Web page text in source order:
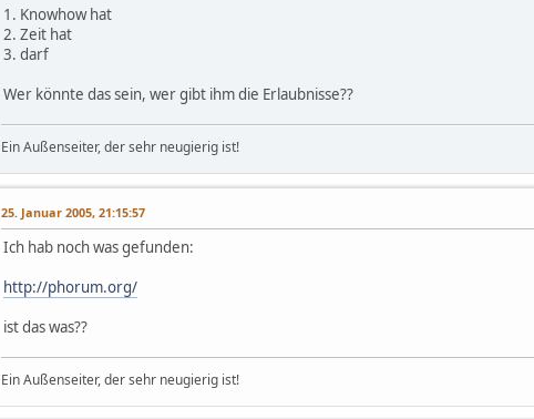
1. Knowhow hat
2. Zeit hat
3. darf
Wer könnte das sein, wer gibt ihm die Erlaubnisse??
Ein Außenseiter, der sehr neugierig ist!
25. Januar 2005, 21:15:57
Ich hab noch was gefunden:
http://phorum.org/
ist das was??
Ein Außenseiter, der sehr neugierig ist!